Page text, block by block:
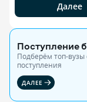
Далее
Поступление
Подберём топ-вузы
поступления
ДАЛЕЕ